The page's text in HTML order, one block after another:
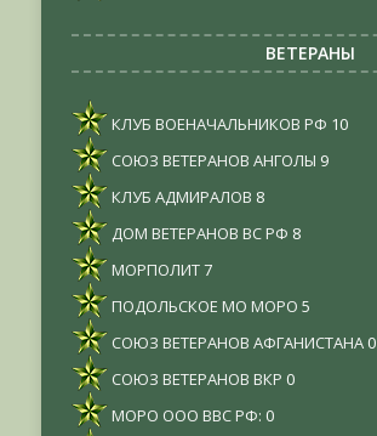
ВЕТЕРАНЫ
КЛУБ ВОЕНАЧАЛЬНИКОВ РФ 10
СОЮЗ ВЕТЕРАНОВ АНГОЛЫ 9
КЛУБ АДМИРАЛОВ 8
ДОМ ВЕТЕРАНОВ ВС РФ 8
МОРПОЛИТ7
ПОДОЛЬСКОЕ МО МОРО 5
СОЮЗ ВЕТЕРАНОВ АФГАНИСТАНА0
СОЮЗ ВЕТЕРАНОВ ВКР 0
МОРО ООО ВВС РФ: 0